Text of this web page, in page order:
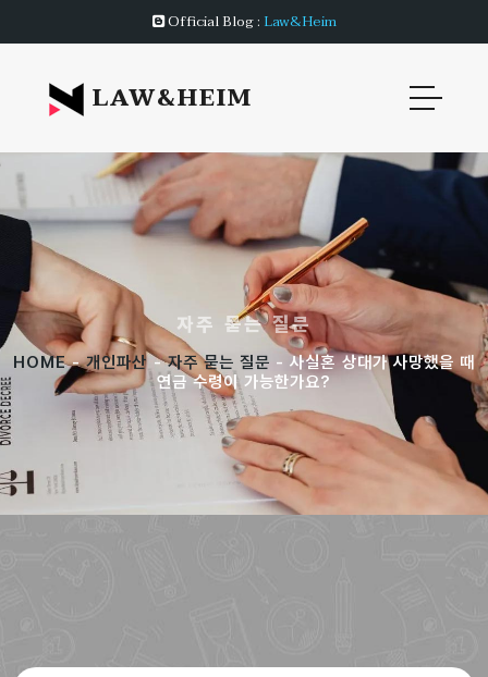
Official Blog : Law&Heim
LAW&HEIM
자주 묻는 질문
HOME-개인파산-자주 묻는 질문 - 사실혼 상대가 사망했을 때
연금 수령이 가능한가요?